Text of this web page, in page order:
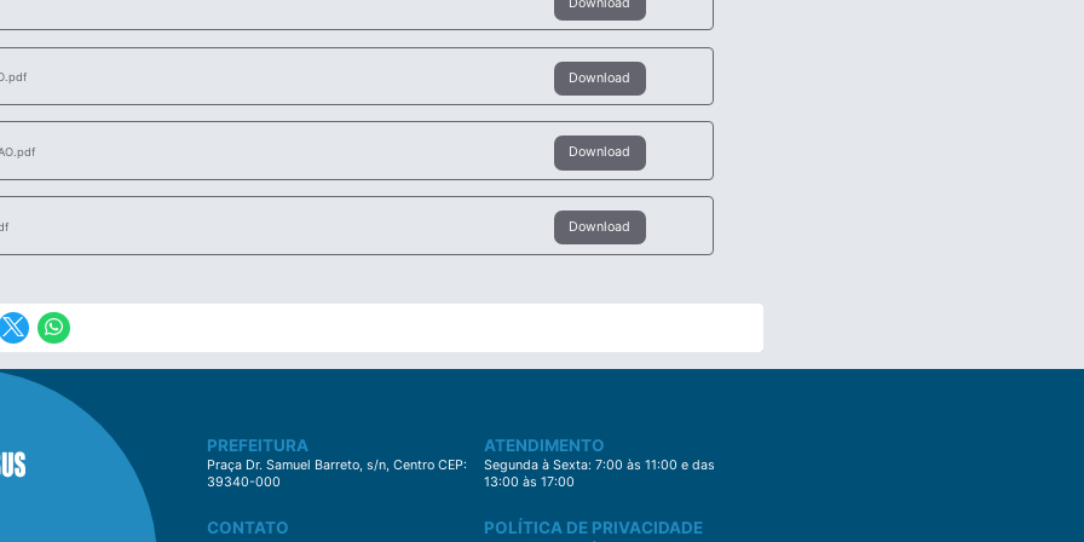
Download
Download
Download
PREFEITURA
Praça Dr. Samuel Barreto, s/n, Centro CEP:
39340-000
ATENDIMENTO
Segunda à Sexta: 7:00 às 11:00 e das
13:00 às 17:00
CONTATO POLÍTICA DE PRIVACIDADE